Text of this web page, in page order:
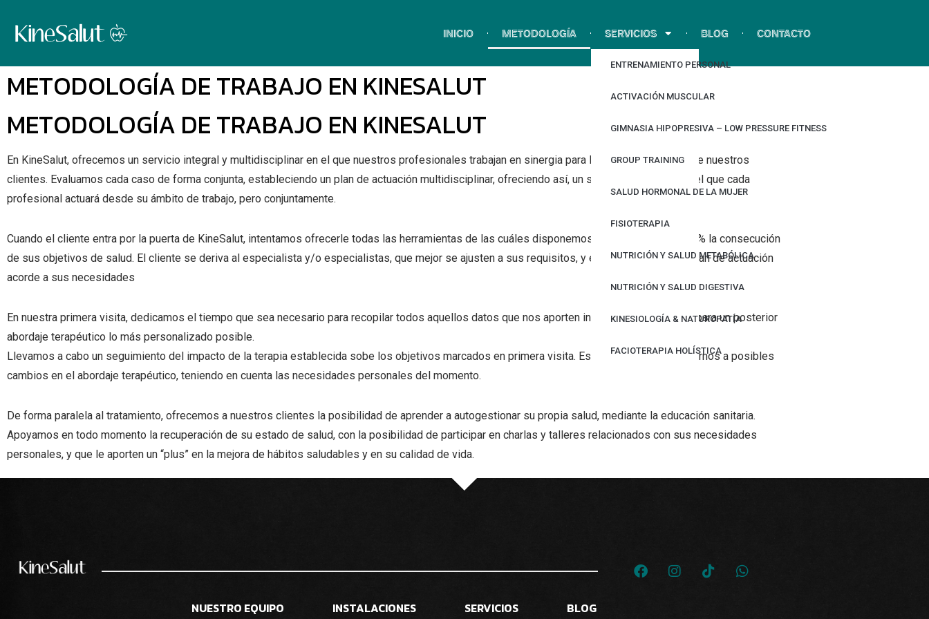
INICIO METODOLOGÍA SERVICIOS
ENTRENAMIENTO PERSONAL
ACTIVACIÓN MUSCULAR
GIMNASIA HIPOPRESIVA – LOW PRESSURE FITNESS
GROUP TRAINING
SALUD HORMONAL DE LA MUJER
FISIOTERAPIA
NUTRICIÓN Y SALUD METABÓLICA
NUTRICIÓN Y SALUD DIGESTIVA
KINESIOLOGÍA & NATUROPATÍA
FACIOTERAPIA HOLÍSTICA
BLOG CONTACTO
METODOLOGÍA DE TRABAJO EN KINESALUT
METODOLOGÍA DE TRABAJO EN KINESALUT
En KineSalut, ofrecemos un servicio integral y multidisciplinar en el que nuestros profesionales trabajan en sinergia para la mejora de la Salud de nuestros
clientes. Evaluamos cada caso de forma conjunta, estableciendo un plan de actuación multidisciplinar, ofreciendo así, un servicio de calidad en el que cada
profesional actuará desde su ámbito de trabajo, pero conjuntamente.
Cuando el cliente entra por la puerta de KineSalut, intentamos ofrecerle todas las herramientas de las cuáles disponemos para optimizar al 100% la consecución
de sus objetivos de salud. El cliente se deriva al especialista y/o especialistas, que mejor se ajusten a sus requisitos, y este, establecerá un plan de actuación
acorde a sus necesidades
En nuestra primera visita, dedicamos el tiempo que sea necesario para recopilar todos aquellos datos que nos aporten información de interés, para un posterior
abordaje terapéutico lo más personalizado posible.
Llevamos a cabo un seguimiento del impacto de la terapia establecida sobe los objetivos marcados en primera visita. Esto, nos permite adaptarnos a posibles
cambios en el abordaje terapéutico, teniendo en cuenta las necesidades personales del momento.
De forma paralela al tratamiento, ofrecemos a nuestros clientes la posibilidad de aprender a autogestionar su propia salud, mediante la educación sanitaria.
Apoyamos en todo momento la recuperación de su estado de salud, con la posibilidad de participar en charlas y talleres relacionados con sus necesidades
personales, y que le aporten un “plus” en la mejora de hábitos saludables y en su calidad de vida.
NUESTRO EQUIPO INSTALACIONES SERVICIOS BLOG